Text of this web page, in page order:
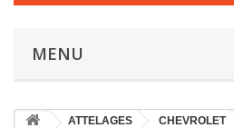
MENU
ATTELAGES CHEVROLET